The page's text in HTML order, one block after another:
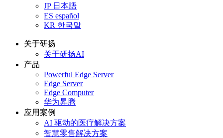
JP 日本語
ES español
KR 한국말
关于研扬
关于研扬AI
产品
Powerful Edge Server
Edge Server
Edge Computer
华为昇腾
应用案例
AI 驱动的医疗解决方案
智慧零售解决方案